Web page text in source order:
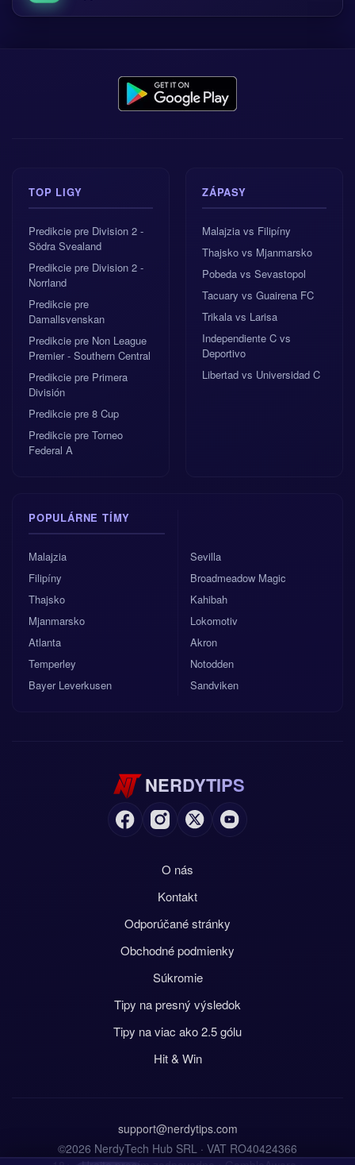
TOP LIGY
Predikcie pre Division 2 -
Södra Svealand
Predikcie pre Division 2 -
Norrland
Predikcie pre
Damallsvenskan
Predikcie pre Non League
Premier - Southern Central
Predikcie pre Primera
División
Predikcie pre 8 Cup
Predikcie pre Torneo
Federal A
ZÁPASY
Malajzia vs Filipíny
Thajsko vs Mjanmarsko
Pobeda vs Sevastopol
Tacuary vs Guairena FC
Trikala vs Larisa
Independiente C vs
Deportivo
Libertad vs Universidad C
POPULÁRNE TÍMY
Malajzia
Filipíny
Thajsko
Mjanmarsko
Atlanta
Temperley
Bayer Leverkusen
Sevilla
Broadmeadow Magic
Kahibah
Lokomotiv
Akron
Notodden
Sandviken
NERDYTIPS
O nás
Kontakt
Odporúčané stránky
Obchodné podmienky
Súkromie
Tipy na presný výsledok
Tipy na viac ako 2.5 gólu
Hit & Win
support@nerdytips.com
©2026 NerdyTech Hub SRL · VAT RO40424366